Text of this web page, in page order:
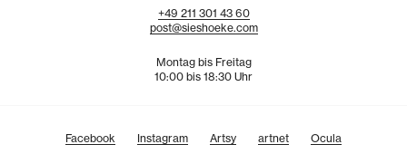
+49 211 301 43 60
post@sieshoeke.com
Montag bis Freitag
10:00 bis 18:30 Uhr
Facebook Instagram Artsy artnet Ocula